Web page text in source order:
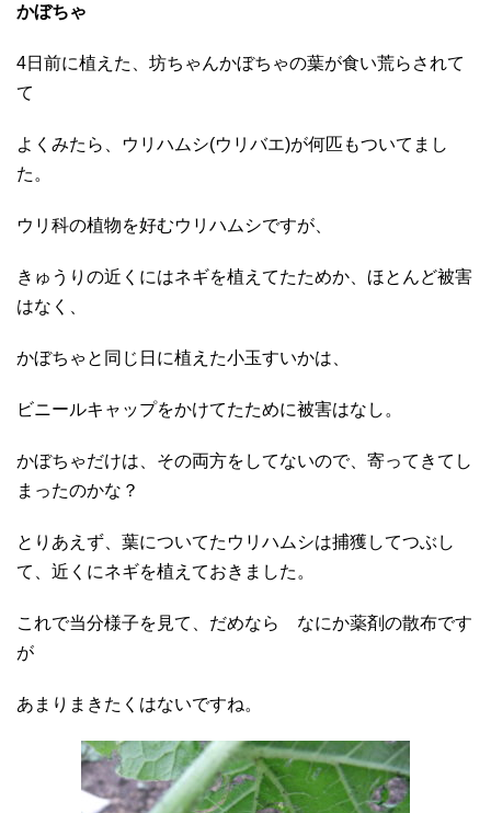
かぼちゃ
4日前に植えた、坊ちゃんかぼちゃの葉が食い荒らされて
て
よくみたら、ウリハムシ(ウリバエ)が何匹もついてまし
た。
ウリ科の植物を好むウリハムシですが、
きゅうりの近くにはネギを植えてたためか、ほとんど被害
はなく、
かぼちゃと同じ日に植えた小玉すいかは、
ビニールキャップをかけてたために被害はなし。
かぼちゃだけは、その両方をしてないので、寄ってきてし
まったのかな？
とりあえず、葉についてたウリハムシは捕獲してつぶし
て、近くにネギを植えておきました。
これで当分様子を見て、だめなら なにか薬剤の散布です
が
あまりまきたくはないですね。